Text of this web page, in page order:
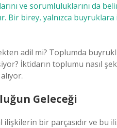
ve sorumluluklarını da
Bir birey, yalnızca
adil mi? Toplumda
İktidarın toplumu nasıl
Geleceği
bir parçasıdır ve bu